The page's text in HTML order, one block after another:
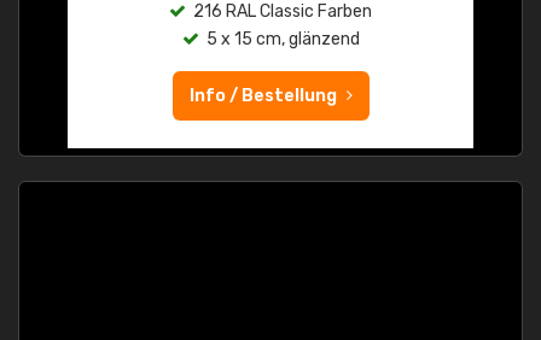
216 RAL Classic Farben
5 x 15 cm, glänzend
Info / Bestellung